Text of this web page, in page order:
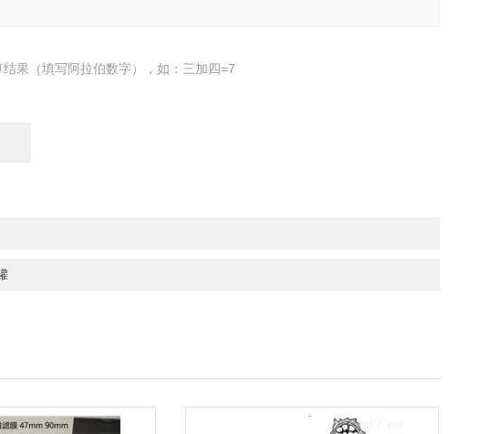
结果（填写阿拉伯数字），如：三加四=7